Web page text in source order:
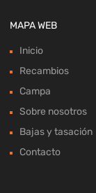
MAPA WEB
Inicio
Recambios
Campa
Sobre nosotros
Bajas y tasación
Contacto